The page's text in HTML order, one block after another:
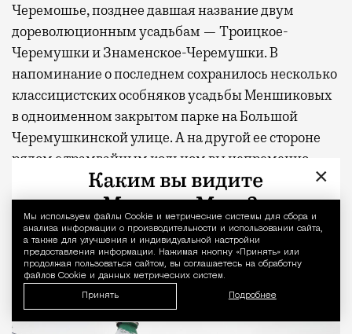
Черемошье, позднее давшая название двум
дореволюционным усадьбам — Троицкое-
Черемушки и Знаменское-Черемушки. В
напоминание о последнем сохранилось несколько
классицистских особняков усадьбы Меншиковых
в одноименном закрытом парке на Большой
Черемушкинской улице. А на другой ее стороне
рядом с трамвайным кольцом вы непременно
наткнетесь на остроконечные постройки конного
двора усадьбы, где сегодня находится НИИ
фундаментальной и прикладной паразитологии
растений и животных РАН.
Уведомление
Мы используем файлы Сookie и метрические системы для сбора и
анализа информации о производительности и использовании сайта,
а также для улучшения и индивидуальной настройки
предоставления информации. Нажимая кнопку «Принять» или
продолжая пользоваться сайтом, вы соглашаетесь на обработку
файлов Cookie и данных метрических систем.
Принять Подробнее
×